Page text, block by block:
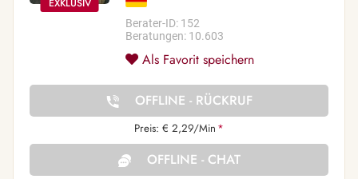
Berater-ID: 152
Beratungen: 10.603
Als Favorit speichern
OFFLINE - RÜCKRUF
Preis: € 2,29/Min *
OFFLINE - CHAT